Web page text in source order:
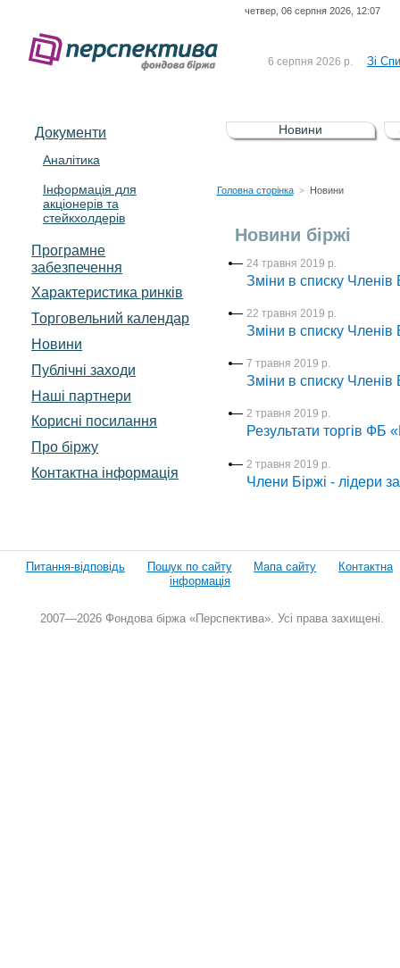
четвер, 06 серпня 2026, 12:07
6 серпня 2026 р. Зі
5 серпня 2026 р.
Зі
UA4000232607)
4 серпня 2026 р.
Документи
Аналітика
Інформація для
акціонерів та
стейкхолдерів
Програмне
забезпечення
Характеристика pинків
Торговельний календар
Новини
Публічні заходи
Наші партнери
Корисні посилання
Про біржу
Контактна інформація
Новини
Головна сторінка > Новини
Новини біржі
24 травня 2019 р.
Зміни в списку Членів
22 травня 2019 р.
Зміни в списку Членів
7 травня 2019 р.
Зміни в списку Членів
2 травня 2019 р.
Результати торгів ФБ
2 травня 2019 р.
Члени Біржі - лідери
Питання-відповідь Пошук по сайту Мапа сайту
Контактна
інформація
2007—2026 Фондова біржа «Перспектива». Усі права захищені.